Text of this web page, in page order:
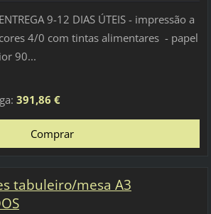
ENTREGA 9-12 DIAS ÚTEIS - impressão a
cores 4/0 com tintas alimentares - papel
ior 90...
391,86 €
tabuleiro/mesa A3